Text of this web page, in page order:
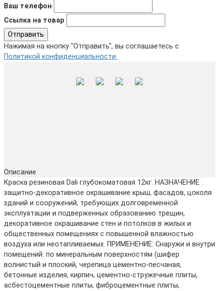
Ваш телефон
Ссылка на товар
Отправить
Нажимая на кнопку "Отправить", вы соглашаетесь с
Политикой конфиденциальности.
Описание
Краска резиновая Dali глубокоматовая 12кг. НАЗНАЧЕНИЕ :
защитно-декоративное окрашивание крыш, фасадов, цоколя
зданий и сооружений, требующих долговременной
эксплуатации и подверженных образованию трещин,
декоративное окрашивание стен и потолков в жилых и
общественных помещениях с повышенной влажностью
воздуха или неотапливаемых. ПРИМЕНЕНИЕ: Снаружи и внутри
помещений: по минеральным поверхностям (шифер
волнистый и плоский, черепица цементно-песчаная,
бетонные изделия, кирпич, цементно-стружечные плиты,
асбестоцементные плиты, фиброцементные плиты,